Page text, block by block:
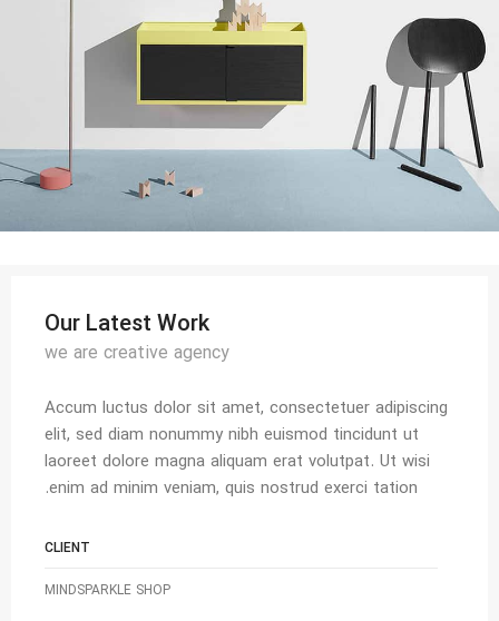
Our Latest Work
we are creative agency
Accum luctus dolor sit amet, consectetuer adipiscing
elit, sed diam nonummy nibh euismod tincidunt ut
laoreet dolore magna aliquam erat volutpat. Ut wisi
enim ad minim veniam, quis nostrud exerci tation.
CLIENT
MINDSPARKLE SHOP